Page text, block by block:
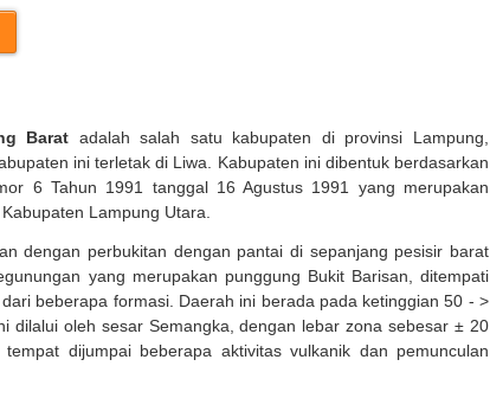
Barat adalah salah satu kabupaten di provinsi Lampung,
ini terletak di Liwa. Kabupaten ini dibentuk berdasarkan
6 Tahun 1991 tanggal 16 Agustus 1991 yang merupakan
Lampung Utara.
dengan perbukitan dengan pantai di sepanjang pesisir barat
yang merupakan punggung Bukit Barisan, ditempati
beberapa formasi. Daerah ini berada pada ketinggian 50 - >
dilalui oleh sesar Semangka, dengan lebar zona sebesar ± 20
dijumpai beberapa aktivitas vulkanik dan pemunculan